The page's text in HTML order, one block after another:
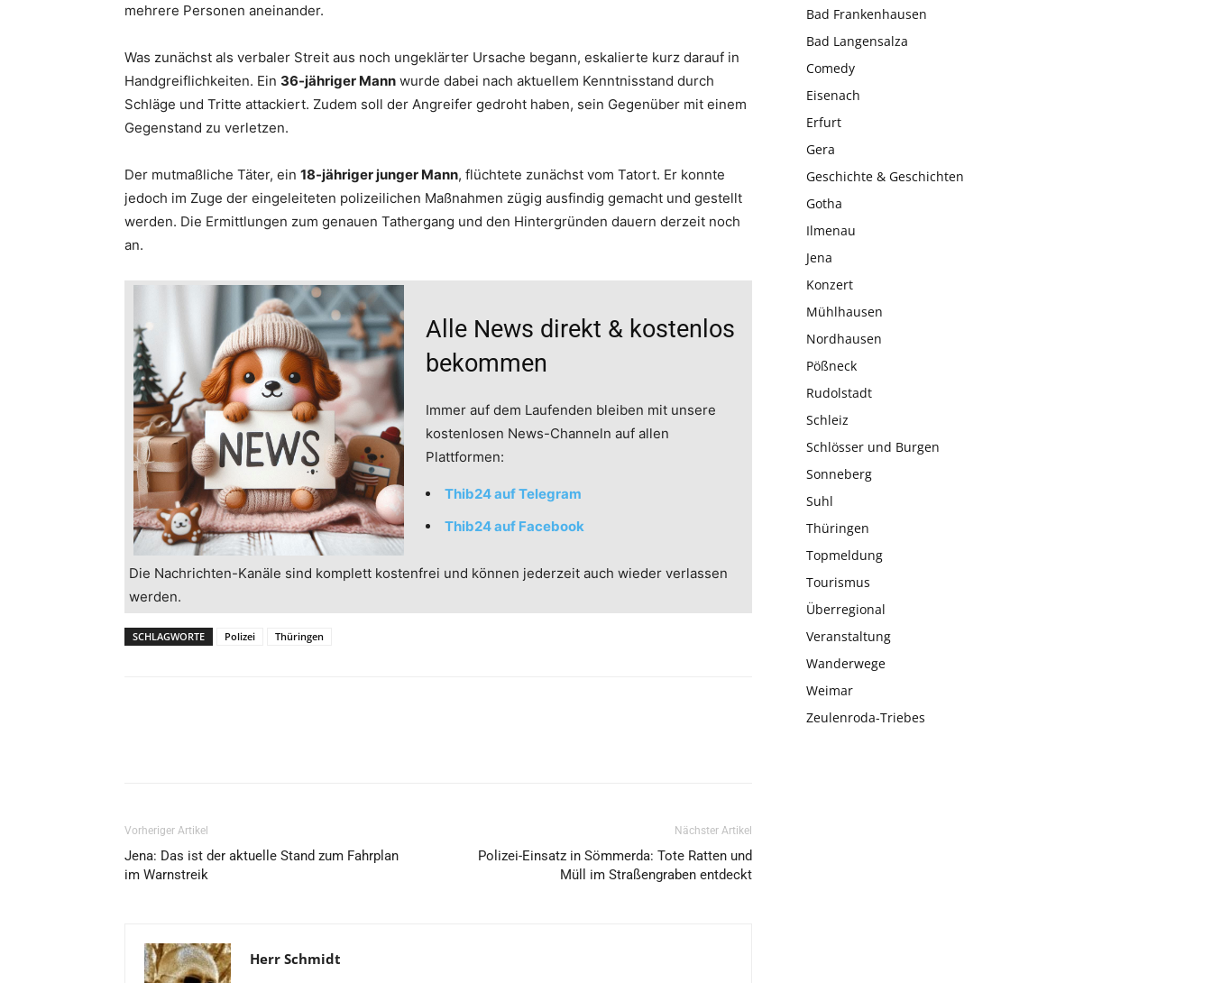
mehrere Personen aneinander.
Was zunächst als verbaler Streit aus noch ungeklärter Ursache begann, eskalierte kurz darauf in
Handgreiflichkeiten. Ein 36-jähriger Mann wurde dabei nach aktuellem Kenntnisstand durch
Schläge und Tritte attackiert. Zudem soll der Angreifer gedroht haben, sein Gegenüber mit einem
Gegenstand zu verletzen.
Der mutmaßliche Täter, ein 18-jähriger junger Mann, flüchtete zunächst vom Tatort. Er konnte
jedoch im Zuge der eingeleiteten polizeilichen Maßnahmen zügig ausfindig gemacht und gestellt
werden. Die Ermittlungen zum genauen Tathergang und den Hintergründen dauern derzeit noch
an.
Alle News direkt & kostenlos
bekommen
Immer auf dem Laufenden bleiben mit unsere
kostenlosen News-Channeln auf allen
Plattformen:
Thib24 auf Telegram
Thib24 auf Facebook
Die Nachrichten-Kanäle sind komplett kostenfrei und können jederzeit auch wieder verlassen
werden.
SCHLAGWORTE Polizei Thüringen
Vorheriger Artikel
Jena: Das ist der aktuelle Stand zum Fahrplan
im Warnstreik
Nächster Artikel
Polizei-Einsatz in Sömmerda: Tote Ratten und
Müll im Straßengraben entdeckt
Herr Schmidt
Bad Frankenhausen
Bad Langensalza
Comedy
Eisenach
Erfurt
Gera
Geschichte & Geschichten
Gotha
Ilmenau
Jena
Konzert
Mühlhausen
Nordhausen
Pößneck
Rudolstadt
Schleiz
Schlösser und Burgen
Sonneberg
Suhl
Thüringen
Topmeldung
Tourismus
Überregional
Veranstaltung
Wanderwege
Weimar
Zeulenroda-Triebes